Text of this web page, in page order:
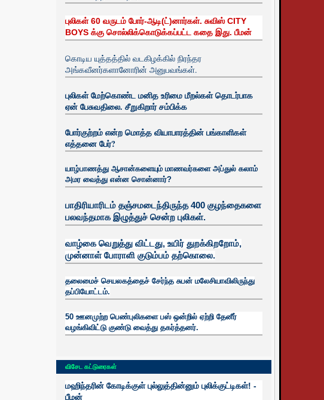
புலிகள் 60 வருடம் போர்-ஆடி(ட்)னார்கள். சுவிஸ் CITY
BOYS க்கு சொல்லிக்கொடுக்கப்பட்ட கதை இது. பீமன்
கொடிய யுத்தத்தில் வடகிழக்கில் நிரந்தர
அங்கவீனர்களானோரின் அனுபவங்கள்.
புலிகள் மேற்கொண்ட மனித உரிமை மீறல்கள் தொடர்பாக
ஏன் பேசுவதிலை. சீறுகிறார் சம்பிக்க
போர்குற்றம் என்ற மொத்த வியாபாரத்தின் பங்காளிகள்
எத்தனை பேர்?
யாழ்பாணத்து ஆசான்களையும் மாணவர்களை அப்துல் கலாம்
அமர வைத்து என்ன சொன்னார்?
பாதிரியாரிடம் தஞ்சமடைந்திருந்த 400 குழந்தைகளை
பலவந்தமாக இழுத்துச் சென்ற புலிகள்.
வாழ்கை வெறுத்து விட்டது, உயிர் துறக்கிறறோம்,
முன்னாள் போராளி குடும்பம் தற்கொலை.
தலைமைச் செயலகத்தைச் சேர்ந்த சுபன் மலேசியாவிலிருந்து
தப்பியோட்டம்.
50 ஊனமுற்ற பெண்புலிகளை பஸ் ஒன்றில் ஏற்றி தேனீர்
வழங்கிவிட்டு குண்டு வைத்து தகர்த்தனர்.
விசேட கட்டுரைகள்
மஹிந்தரின் கோடிக்குள் புல்லுத்தின்னும் புலிக்குட்டிகள்! -
பீமன்